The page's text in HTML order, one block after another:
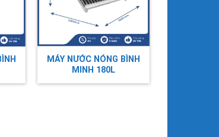
MÁY NƯỚC NÓNG BÌNH
MINH 180L